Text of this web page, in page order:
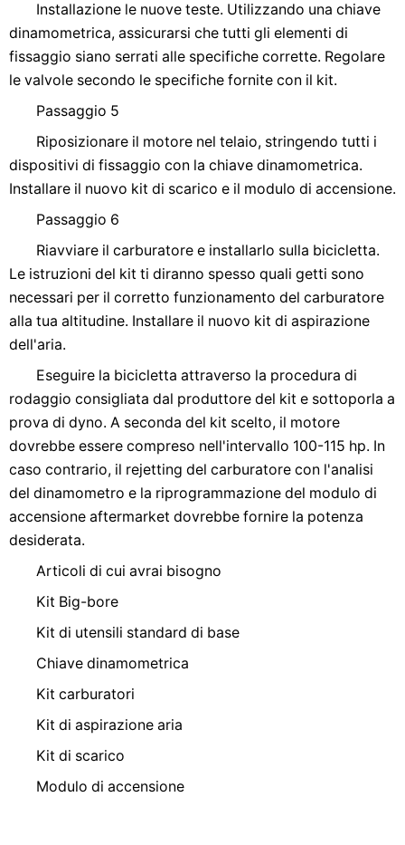
Installazione le nuove teste. Utilizzando una chiave
dinamometrica, assicurarsi che tutti gli elementi di
fissaggio siano serrati alle specifiche corrette. Regolare
le valvole secondo le specifiche fornite con il kit.
Passaggio 5
Riposizionare il motore nel telaio, stringendo tutti i
dispositivi di fissaggio con la chiave dinamometrica.
Installare il nuovo kit di scarico e il modulo di accensione.
Passaggio 6
Riavviare il carburatore e installarlo sulla bicicletta.
Le istruzioni del kit ti diranno spesso quali getti sono
necessari per il corretto funzionamento del carburatore
alla tua altitudine. Installare il nuovo kit di aspirazione
dell'aria.
Eseguire la bicicletta attraverso la procedura di
rodaggio consigliata dal produttore del kit e sottoporla a
prova di dyno. A seconda del kit scelto, il motore
dovrebbe essere compreso nell'intervallo 100-115 hp. In
caso contrario, il rejetting del carburatore con l'analisi
del dinamometro e la riprogrammazione del modulo di
accensione aftermarket dovrebbe fornire la potenza
desiderata.
Articoli di cui avrai bisogno
Kit Big-bore
Kit di utensili standard di base
Chiave dinamometrica
Kit carburatori
Kit di aspirazione aria
Kit di scarico
Modulo di accensione